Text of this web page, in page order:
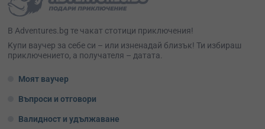
В Adventures.bg те чакат стотици приключения!
Kупи ваучер за себе си – или изненадай близък! Ти избираш
приключението, а получателя – датата.
Моят ваучер
Въпроси и отговори
Валидност и удължаване